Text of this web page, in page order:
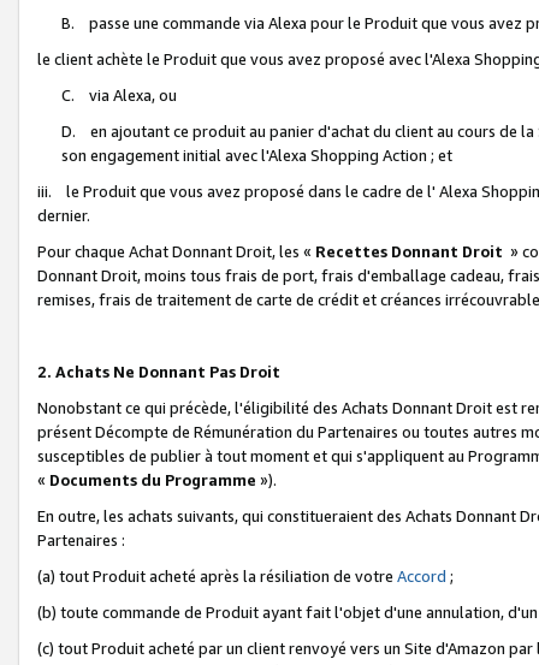
B. passe une commande via Alexa pour le Produit que vous avez
le client achète le Produit que vous avez proposé avec l'Alexa
C. via Alexa, ou
D. en ajoutant ce produit au panier d'achat du client au cours de
son engagement initial avec l'Alexa Shopping Action ; et
iii. le Produit que vous avez proposé dans le cadre de l' Alexa
dernier.
Pour chaque Achat Donnant Droit, les « Recettes Donnant Droit »
Donnant Droit, moins tous frais de port, frais d'emballage cadeau,
remises, frais de traitement de carte de crédit et créances
2. Achats Ne Donnant Pas Droit
Nonobstant ce qui précède, l'éligibilité des Achats Donnant Droit est
présent Décompte de Rémunération du Partenaires ou toutes autres
susceptibles de publier à tout moment et qui s'appliquent au
« Documents du Programme »).
En outre, les achats suivants, qui constitueraient des Achats Donnant
Partenaires :
(a) tout Produit acheté après la résiliation de votre Accord ;
(b) toute commande de Produit ayant fait l'objet d'une annulation,
(c) tout Produit acheté par un client renvoyé vers un Site d'Amazon